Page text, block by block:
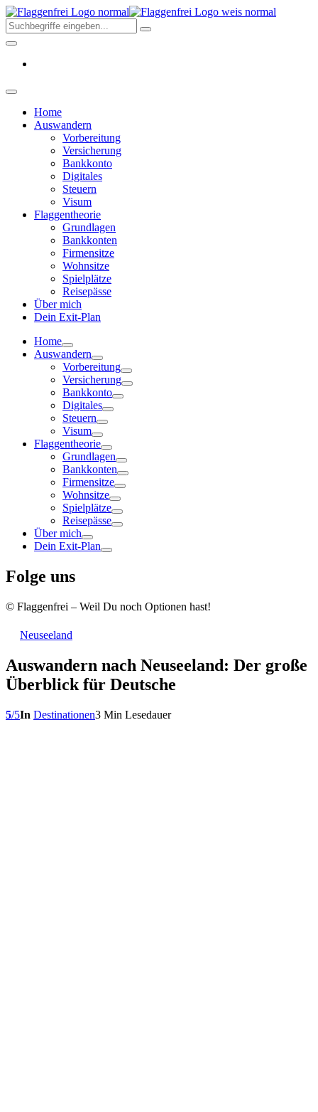
Skip
to
the
content
Home
Auswandern
Vorbereitung
Versicherung
Bankkonto
Digitales
Steuern
Visum
Flaggentheorie
Grundlagen
Bankkonten
Firmensitze
Wohnsitze
Spielplätze
Reisepässe
Über mich
Dein Exit-Plan
Home
Auswandern
Vorbereitung
Versicherung
Bankkonto
Digitales
Steuern
Visum
Flaggentheorie
Grundlagen
Bankkonten
Firmensitze
Wohnsitze
Spielplätze
Reisepässe
Über mich
Dein Exit-Plan
Folge uns
© Flaggenfrei – Weil Du noch Optionen hast!
Neuseeland
Auswandern nach Neuseeland: Der große
Überblick für Deutsche
5/5In Destinationen3 Min Lesedauer